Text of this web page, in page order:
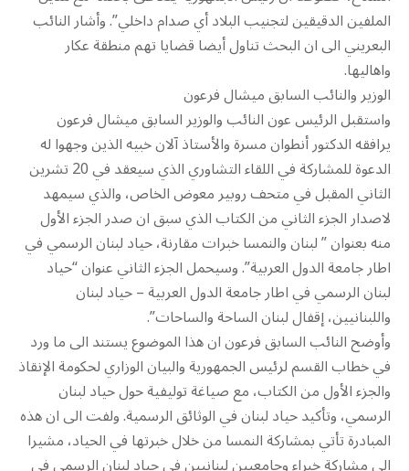
الملفين الدقيقين لتجنيب البلاد أي صدام داخلي”. وأشار النائب
البعريني الى ان البحث تناول أيضا قضايا تهم منطقة عكار
واهاليها.
الوزير والنائب السابق ميشال فرعون
واستقبل الرئيس عون النائب والوزير السابق ميشال فرعون
يرافقه الدكتور أنطوان مسرة والأستاذ آلان خبيه الذين وجهوا له
الدعوة للمشاركة في اللقاء التشاوري الذي سيعقد في 20 تشرين
الثاني المقبل في متحف روبير معوض الخاص، والذي سيمهد
لاصدار الجزء الثاني من الكتاب الذي سبق ان صدر الجزء الأول
منه بعنوان ” لبنان والنمسا خبرات مقارنة، حياد لبنان الرسمي في
اطار جامعة الدول العربية”. وسيحمل الجزء الثاني عنوان “حياد
لبنان الرسمي في اطار جامعة الدول العربية – حياد لبنان
واللبنانيين، إقفال لبنان الساحة والساحات”.
وأوضح النائب السابق فرعون ان هذا الموضوع يستند الى ما ورد
في خطاب القسم لرئيس الجمهورية والبيان الوزاري لحكومة الإنقاذ
والجزء الأول من الكتاب، مع صياغة توليفية حول حياد لبنان
الرسمي، وتأكيد حياد لبنان في الوثائق الرسمية. ولفت الى ان هذه
المبادرة تأتي بمشاركة النمسا من خلال خبرتها في الحياد، مشيرا